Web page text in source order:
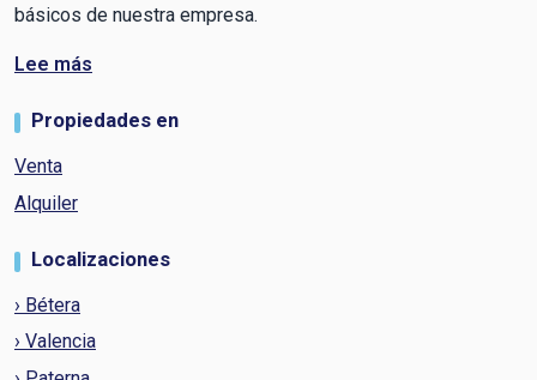
básicos de nuestra empresa.
Lee más
Propiedades en
Venta
Alquiler
Localizaciones
› Bétera
› Valencia